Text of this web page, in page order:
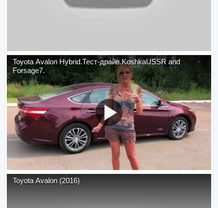
Toyota Avalon Hybrid.Тест-драйв.KoshkaUSSR and
Forsage7.
Toyota Avalon (2016)